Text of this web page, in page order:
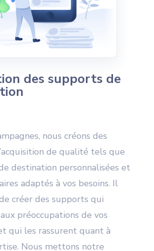
des supports de
nous créons des
de qualité tels que
destination personnalisées et
adaptés à vos besoins. Il
créer des supports qui
préoccupations de vos
qui les rassurent quant à
Nous mettons notre